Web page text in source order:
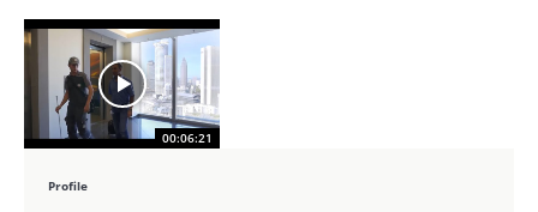
00:06:21
Profile